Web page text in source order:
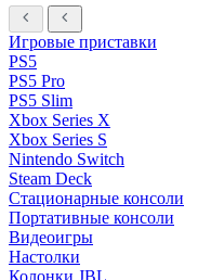
Игровые приставки
PS5
PS5 Pro
PS5 Slim
Xbox Series X
Xbox Series S
Nintendo Switch
Steam Deck
Стационарные консоли
Портативные консоли
Видеоигры
Настолки
Колонки JBL